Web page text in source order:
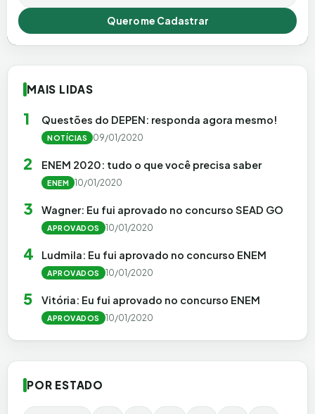
Quero me Cadastrar
MAIS LIDAS
1 Questões do DEPEN: responda agora mesmo!
NOTÍCIAS 09/01/2020
2 ENEM 2020: tudo o que você precisa saber
ENEM 10/01/2020
3 Wagner: Eu fui aprovado no concurso SEAD GO
APROVADOS 10/01/2020
4 Ludmila: Eu fui aprovado no concurso ENEM
APROVADOS 10/01/2020
5 Vitória: Eu fui aprovado no concurso ENEM
APROVADOS 10/01/2020
POR ESTADO